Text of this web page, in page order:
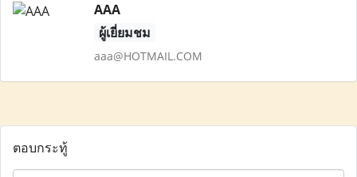
AAA
ผู้เยี่ยมชม
aaa@HOTMAIL.COM
ตอบกระทู้